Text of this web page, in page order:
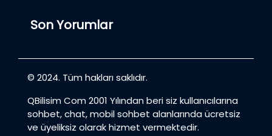
Son Yorumlar
© 2024. Tüm hakları saklıdır.
QBilisim Com 2001 Yılından beri siz kullanıcılarına
sohbet, chat, mobil sohbet alanlarında ücretsiz
ve üyeliksiz olarak hizmet vermektedir.